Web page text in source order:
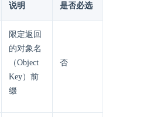
说明 是否必选
限定返回
的对象名
（Object
Key）前
缀
否